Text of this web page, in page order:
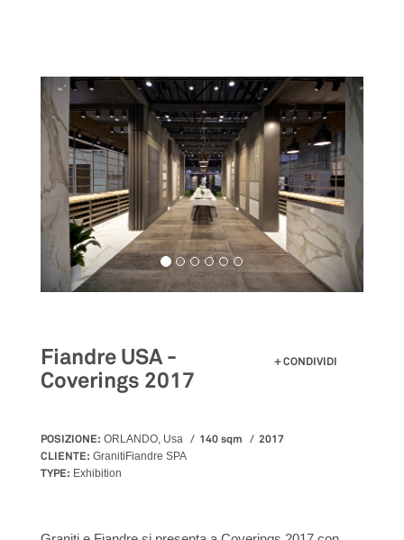
Fiandre USA -
Coverings 2017
CONDIVIDI
POSIZIONE: ORLANDO, Usa 140 sqm
2017
CLIENTE: GranitiFiandre SPA
TYPE: Exhibition